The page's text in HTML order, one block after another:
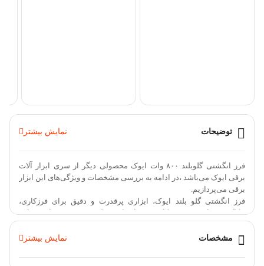
توضیحات نمایش بیشتر
فرز انگشتی‌ گلوبلند ۸۰۰ وات ایوک محصولی دیگر از سری ابزار آلات
برقی ایوک می‌باشد ،در ادامه به بررسی مشخصات و ویژگی‌های این ابزار
برقی می‌پردازیم.
فرز انگشتی گلو بلند ایوک، ابزاری پرقدرت و دقیق برای فرزکاری،
حکاکی، شیارزنی، منبت‌کاری و سایر امور ظریف و صنعتی است. این
۳۰۰۰۰ دور در دقیقه مجهز شده که از طریق دیمر ۶ حالته کنترل می‌شود.
محدود را فراهم کرده و قدرت مانور و تسلط بیشتری را در اختیار کاربر
مشخصات نمایش بیشتر